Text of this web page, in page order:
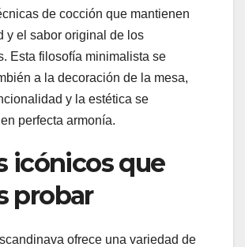
de cocción que mantienen
y el sabor original de los
Esta filosofía minimalista se
a la decoración de la mesa,
y la estética se
perfecta armonía.
icónicos que
probar
ofrece una variedad de